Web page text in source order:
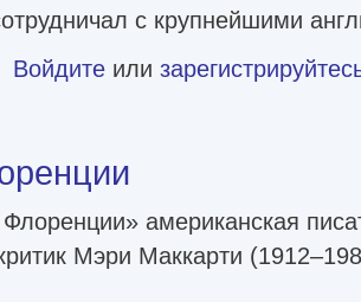
с крупнейшими
Лондона. Сто миль истории
Войдите или
американская
Мэри Маккарти